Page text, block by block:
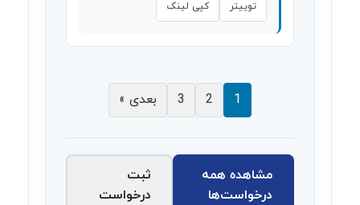
توییتر کپی لینک
1
2
3 بعدی »
مشاهده همه
درخواست‌ها
ثبت
درخواست